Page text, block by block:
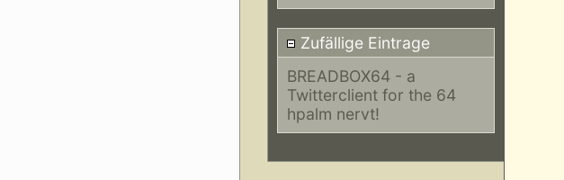
Zufällige Eintrage
BREADBOX64 - a
Twitterclient for the 64
hpalm nervt!